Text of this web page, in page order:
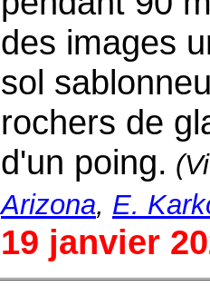
des images
sol
rochers de
d'un poing.
Arizona, E.
19 janvier